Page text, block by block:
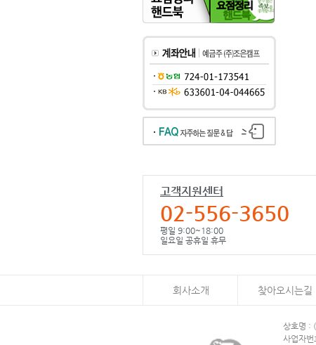
고객지원센터
02-556-3650
평일 9:00~18:00
일요일 공휴일 휴무
회사소개 찾아오시는길
상호명 :
사업자